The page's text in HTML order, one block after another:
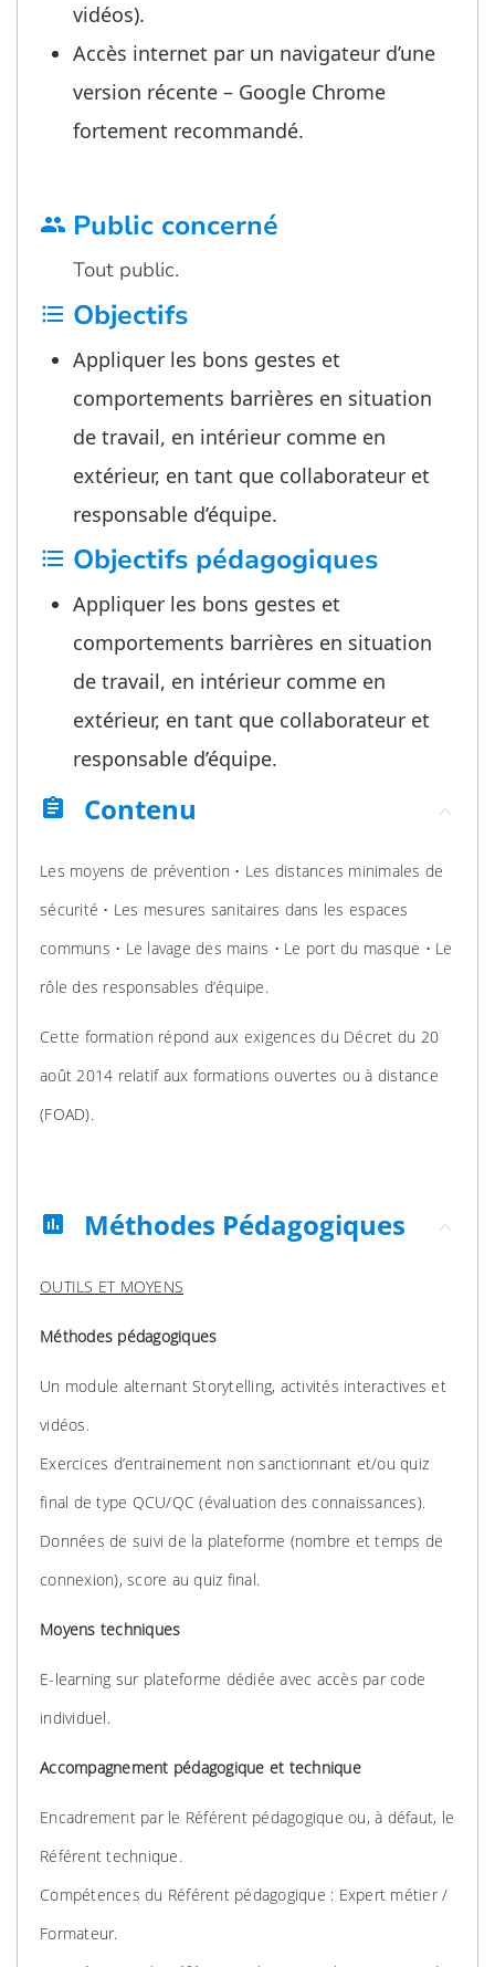
vidéos).
Accès internet par un navigateur d’une
version récente – Google Chrome
fortement recommandé.
group Public concerné
Tout public.
format_list_bulleted Objectifs
Appliquer les bons gestes et
comportements barrières en situation
de travail, en intérieur comme en
extérieur, en tant que collaborateur et
responsable d’équipe.
format_list_bulleted Objectifs pédagogiques
Appliquer les bons gestes et
comportements barrières en situation
de travail, en intérieur comme en
extérieur, en tant que collaborateur et
responsable d’équipe.
assignment
Contenu
Les moyens de prévention • Les distances minimales de
sécurité • Les mesures sanitaires dans les espaces
communs • Le lavage des mains • Le port du masque • Le
rôle des responsables d’équipe.
Cette formation répond aux exigences du Décret du 20
août 2014 relatif aux formations ouvertes ou à distance
(FOAD).
assessment Méthodes Pédagogiques
OUTILS ET MOYENS
Méthodes pédagogiques
Un module alternant Storytelling, activités interactives et
vidéos.
Exercices d’entrainement non sanctionnant et/ou quiz
final de type QCU/QC (évaluation des connaissances).
Données de suivi de la plateforme (nombre et temps de
connexion), score au quiz final.
Moyens techniques
E-learning sur plateforme dédiée avec accès par code
individuel.
Accompagnement pédagogique et technique
Encadrement par le Référent pédagogique ou, à défaut, le
Référent technique.
Compétences du Référent pédagogique : Expert métier /
Formateur.